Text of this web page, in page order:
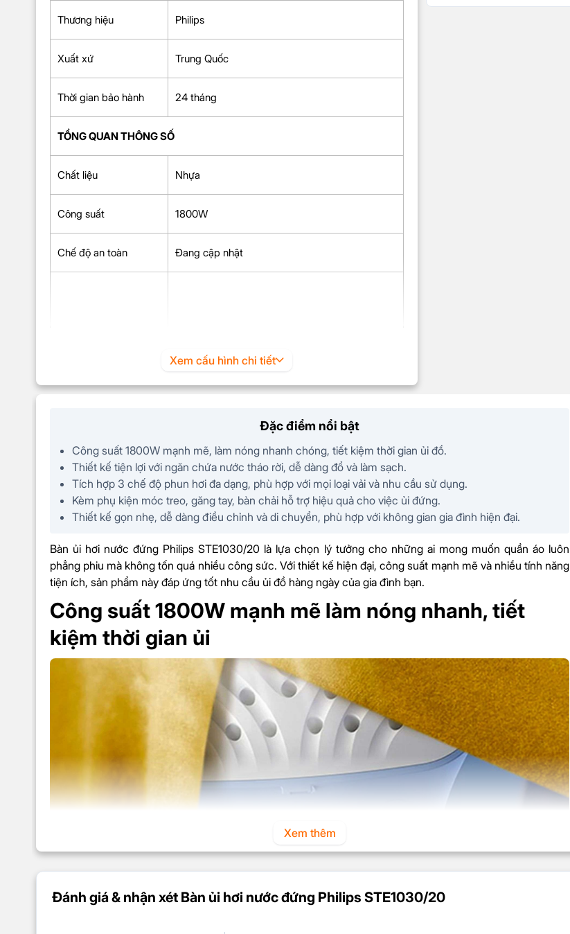
Thương hiệu Philips
Xuất xứ Trung Quốc
Thời gian bảo hành 24 tháng
TỔNG QUAN THÔNG SỐ
Chất liệu Nhựa
Công suất 1800W
Chế độ an toàn Đang cập nhật
Ngăn chứa nước có thể tháo rời
3 chế độ phun hơi
KÍCH THƯỚC & TRỌNG LƯỢNG
Trọng lượng 3,05 kg
BỘ SẢN PHẨM GỒM
Sản phẩm trong hộp
Bàn ủi hơi nước đứng Philips STE1030/20
Móc treo
Găng tay
Đế ủi
Sách hướng dẫn sử dụng
Xem cấu hình chi tiết
Đặc điểm nổi bật
Công suất 1800W mạnh mẽ, làm nóng nhanh chóng, tiết kiệm thời gian ủi đồ.
Thiết kế tiện lợi với ngăn chứa nước tháo rời, dễ dàng đổ và làm sạch.
Tích hợp 3 chế độ phun hơi đa dạng, phù hợp với mọi loại vải và nhu cầu sử dụng.
Kèm phụ kiện móc treo, găng tay, bàn chải hỗ trợ hiệu quả cho việc ủi đứng.
Thiết kế gọn nhẹ, dễ dàng điều chỉnh và di chuyển, phù hợp với không gian gia đình hiện đại.
Bàn ủi hơi nước đứng Philips STE1030/20 là lựa chọn lý tưởng cho những ai mong muốn quần áo luôn
phẳng phiu mà không tốn quá nhiều công sức. Với thiết kế hiện đại, công suất mạnh mẽ và nhiều tính năng
tiện ích, sản phẩm này đáp ứng tốt nhu cầu ủi đồ hàng ngày của gia đình bạn.
Công suất 1800W mạnh mẽ làm nóng nhanh, tiết
kiệm thời gian ủi
Xem thêm
Đánh giá & nhận xét Bàn ủi hơi nước đứng Philips STE1030/20